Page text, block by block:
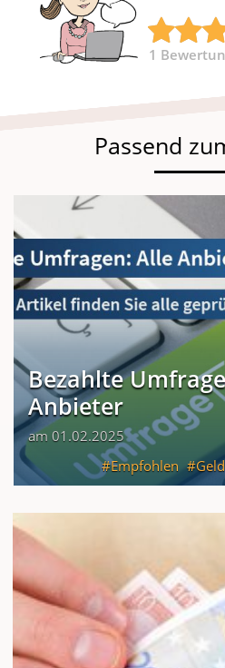
1
Passend
Bezahlte
Anbieter
am 01.02.2025
Empfohlen